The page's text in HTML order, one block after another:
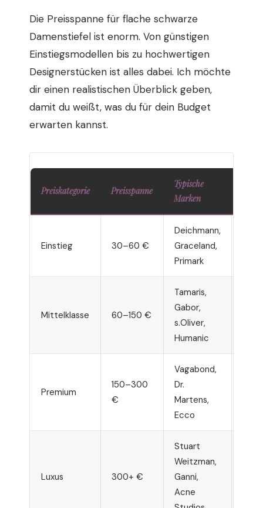
Die Preisspanne für flache schwarze
Damenstiefel ist enorm. Von günstigen
Einstiegsmodellen bis zu hochwertigen
Designerstücken ist alles dabei. Ich möchte
dir einen realistischen Überblick geben,
damit du weißt, was du für dein Budget
erwarten kannst.
Preiskategorie Preisspanne
Typische
Marken
Einstieg 30–60 €
Deichmann,
Graceland,
Primark
Mittelklasse 60–150 €
Tamaris,
Gabor,
s.Oliver,
Humanic
Premium
150–300
€
Vagabond,
Dr.
Martens,
Ecco
Luxus 300+ €
Stuart
Weitzman,
Ganni,
Acne